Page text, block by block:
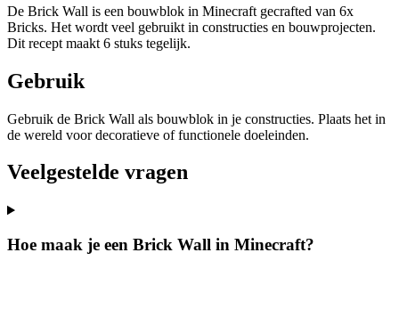
De Brick Wall is een bouwblok in Minecraft gecrafted van 6x
Bricks. Het wordt veel gebruikt in constructies en bouwprojecten.
Dit recept maakt 6 stuks tegelijk.
Gebruik
Gebruik de Brick Wall als bouwblok in je constructies. Plaats het in
de wereld voor decoratieve of functionele doeleinden.
Veelgestelde vragen
Hoe maak je een Brick Wall in Minecraft?